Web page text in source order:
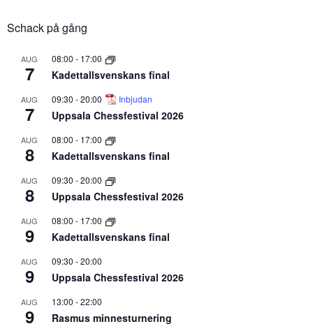
Schack på gång
AUG
7
08:00 - 17:00
Kadettallsvenskans final
AUG
7
09:30 -20:00 Inbjudan
Uppsala Chessfestival 2026
AUG
8
08:00 - 17:00
Kadettallsvenskans final
AUG
8
09:30 -20:00
Uppsala Chessfestival 2026
AUG
9
08:00 - 17:00
Kadettallsvenskans final
AUG
9
09:30 -20:00
Uppsala Chessfestival 2026
AUG
9
13:00 -22:00
Rasmus minnesturnering